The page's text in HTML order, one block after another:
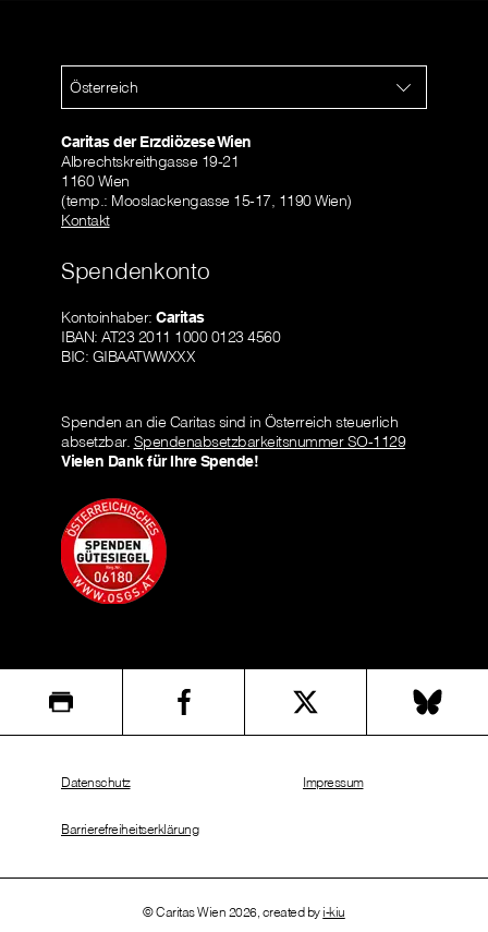
Österreich
Caritas der Erzdiözese Wien
Albrechtskreithgasse 19-21
1160 Wien
(temp.: Mooslackengasse 15-17, 1190 Wien)
Kontakt
Spendenkonto
Kontoinhaber: Caritas
IBAN: AT23 2011 1000 0123 4560
BIC: GIBAATWWXXX
Spenden an die Caritas sind in Österreich steuerlich
absetzbar. Spendenabsetzbarkeitsnummer SO-1129
Vielen Dank für Ihre Spende!
© Caritas Wien 2026, created by i-kiu
Datenschutz
Barrierefreiheitserklärung
Impressum